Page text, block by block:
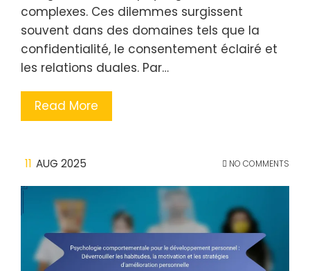
complexes. Ces dilemmes surgissent
souvent dans des domaines tels que la
confidentialité, le consentement éclairé et
les relations duales. Par…
Read More
11 AUG 2025 NO COMMENTS